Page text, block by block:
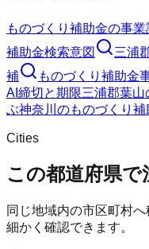
ものづくり補助金の事業
補助金検索意図 三浦
補
ものづくり補助金
AI 締切と期限三浦郡葉山
ぶ神奈川 のものづくり補
Cities
この都道府県
同じ地域内の市区町村
細かく確認できます。